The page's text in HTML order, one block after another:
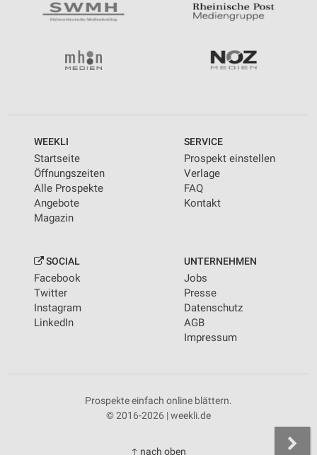
WEEKLI
Startseite
Öffnungszeiten
Alle Prospekte
Angebote
Magazin
SERVICE
Prospekt einstellen
Verlage
FAQ
Kontakt
SOCIAL
Facebook
Twitter
Instagram
LinkedIn
UNTERNEHMEN
Jobs
Presse
Datenschutz
AGB
Impressum
Prospekte einfach online blättern.
© 2016-2026 | weekli.de
↑ nach oben